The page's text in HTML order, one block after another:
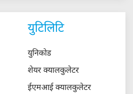
युटिलिटि
युनिकोड
शेयर क्यालकुलेटर
ईएमआई क्यालकुलेटर